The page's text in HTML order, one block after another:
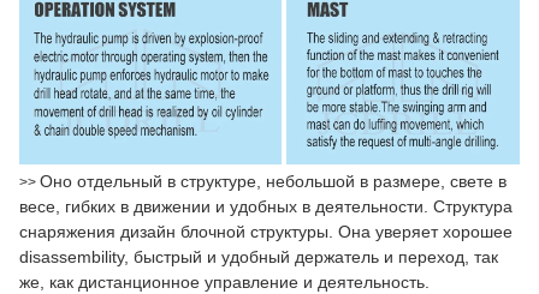
>> Оно отдельный в структуре, небольшой в размере, свете в
весе, гибких в движении и удобных в деятельности. Структура
снаряжения дизайн блочной структуры. Она уверяет хорошее
disassembility, быстрый и удобный держатель и переход, так
же, как дистанционное управление и деятельность.